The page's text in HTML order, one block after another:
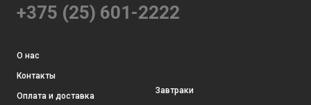
+375 (25) 601-2222
О нас
Контакты
Оплата и доставка
Завтраки